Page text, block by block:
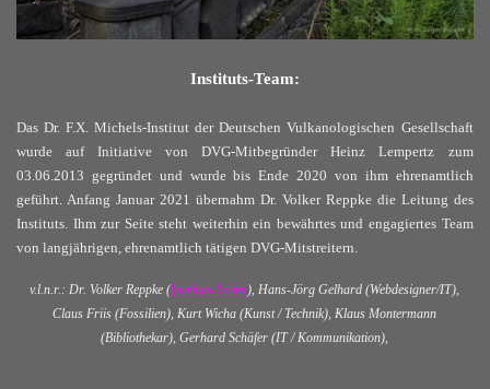
Instituts-Team:
Das Dr. F.X. Michels-Institut der Deutschen Vulkanologischen Gesellschaft
wurde auf Initiative von DVG-Mitbegründer Heinz Lempertz zum
03.06.2013 gegründet und wurde bis Ende 2020 von ihm ehrenamtlich
geführt. Anfang Januar 2021 übernahm Dr. Volker Reppke die Leitung des
Instituts. Ihm zur Seite steht weiterhin ein bewährtes und engagiertes Team
von langjährigen, ehrenamtlich tätigen DVG-Mitstreitern.
v.l.n.r.: Dr. Volker Reppke (Instituts-Leiter),Hans-Jörg Gelhard (Webdesigner/IT),
Claus Friis (Fossilien),Kurt Wicha (Kunst / Technik), Klaus Montermann
(Bibliothekar), Gerhard Schäfer (IT / Kommunikation),